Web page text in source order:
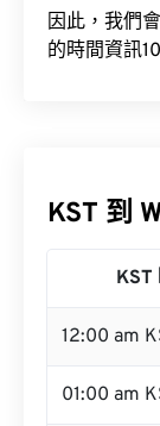
因此，我們
的時間資訊
KST 到
KST
12:00 am
01:00 am